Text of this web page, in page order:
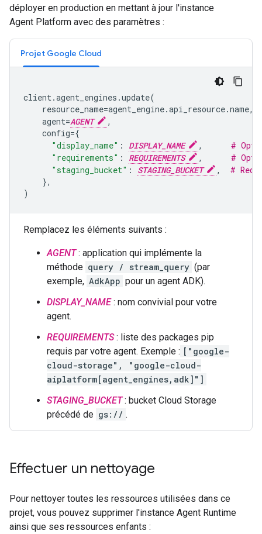
déployer en production en mettant à jour l'instance
Agent Platform avec des paramètres :
Projet Google Cloud
client .agent_engines .update(
resource_name=agent_engine.api_resource.name,
agent=AGENT
,
config={
"display_name" : DISPLAY_NAME ,
#
"requirements" : REQUIREMENTS ,
#
"staging_bucket" : STAGING_BUCKET ,
#
},
)
Remplacez les éléments suivants :
AGENT: application qui implémente la
méthode query / stream_query (par
exemple, AdkApp pour un agent ADK).
DISPLAY_NAME: nom convivial pour votre
agent.
REQUIREMENTS: liste des packages pip
requis par votre agent. Exemple : ["google-
cloud-storage", "google-cloud-
aiplatform[agent_engines,adk]"]
STAGING_BUCKET: bucket Cloud Storage
précédé de gs:// .
Effectuer un nettoyage
Pour nettoyer toutes les ressources utilisées dans ce
projet, vous pouvez supprimer l'instance Agent Runtime
ainsi que ses ressources enfants :